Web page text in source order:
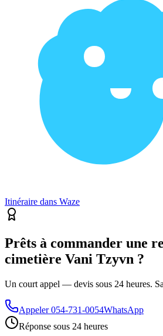
Itinéraire dans Waze
Prêts à commander une
cimetière Vani Tzyvn ?
Un court appel — devis sous 24 heures.
Appeler 054-731-0054WhatsApp
Réponse sous 24 heures